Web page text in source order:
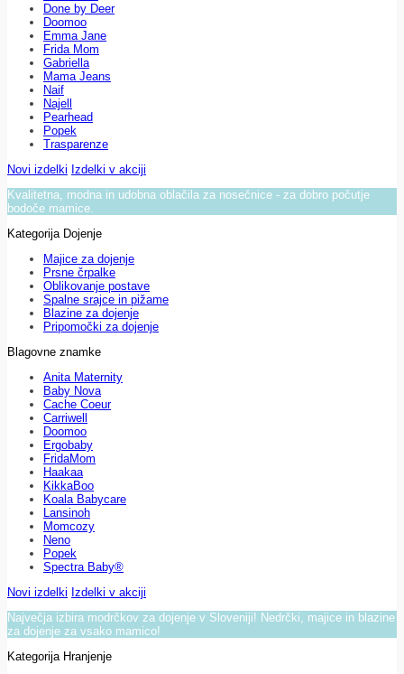
Done by Deer
Doomoo
Emma Jane
Frida Mom
Gabriella
Mama Jeans
Naif
Najell
Pearhead
Popek
Trasparenze
Novi izdelki Izdelki v akciji
Kvalitetna, modna in udobna oblačila za nosečnice - za dobro počutje
bodoče mamice.
Kategorija Dojenje
Majice za dojenje
Prsne črpalke
Oblikovanje postave
Spalne srajce in pižame
Blazine za dojenje
Pripomočki za dojenje
Blagovne znamke
Anita Maternity
Baby Nova
Cache Coeur
Carriwell
Doomoo
Ergobaby
FridaMom
Haakaa
KikkaBoo
Koala Babycare
Lansinoh
Momcozy
Neno
Popek
Spectra Baby®
Novi izdelki Izdelki v akciji
Največja izbira modrčkov za dojenje v Sloveniji! Nedrčki, majice in blazine
za dojenje za vsako mamico!
Kategorija Hranjenje